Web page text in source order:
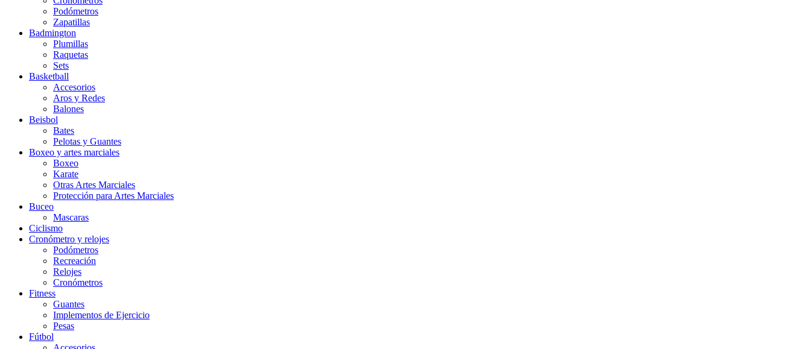
Podómetros
Zapatillas
Badmington
Plumillas
Raquetas
Sets
Basketball
Accesorios
Aros y Redes
Balones
Beisbol
Bates
Pelotas y Guantes
Boxeo y artes marciales
Boxeo
Karate
Otras Artes Marciales
Protección para Artes Marciales
Buceo
Mascaras
Ciclismo
Cronómetro y relojes
Podómetros
Recreación
Relojes
Cronómetros
Fitness
Guantes
Implementos de Ejercicio
Pesas
Fútbol